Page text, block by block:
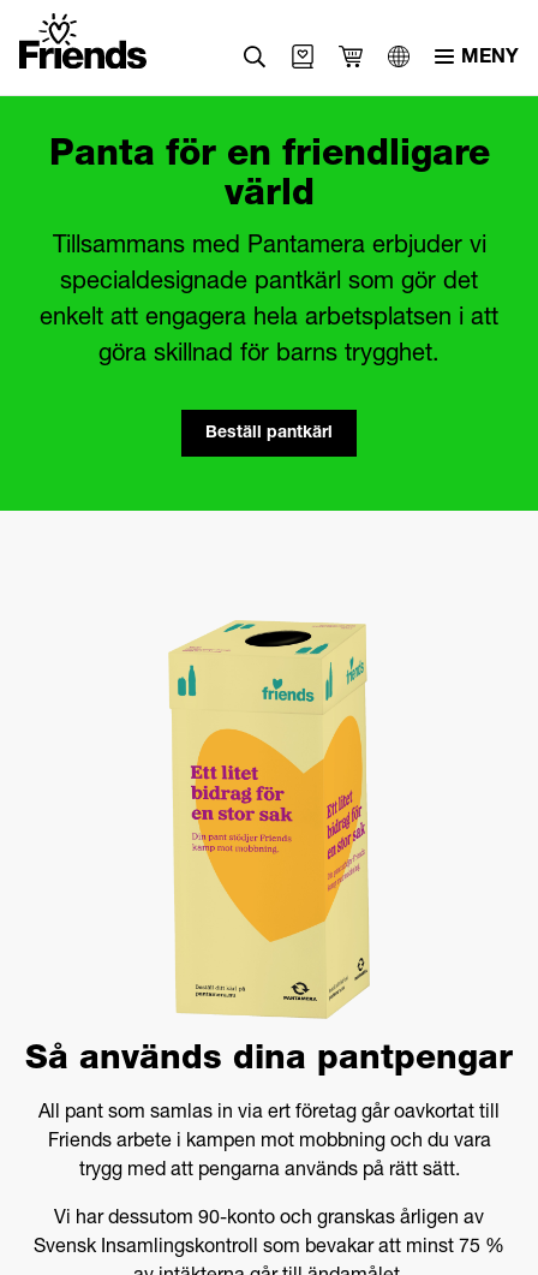
English
MENY
Panta för en friendligare
värld
Tillsammans med Pantamera erbjuder vi
specialdesignade pantkärl som gör det
enkelt att engagera hela arbetsplatsen i att
göra skillnad för barns trygghet.
Beställ pantkärl
Så används dina pantpengar
All pant som samlas in via ert företag går oavkortat till
Friends arbete i kampen mot mobbning och du vara
trygg med att pengarna används på rätt sätt.
Vi har dessutom 90-konto och granskas årligen av
Svensk Insamlingskontroll som bevakar att minst 75 %